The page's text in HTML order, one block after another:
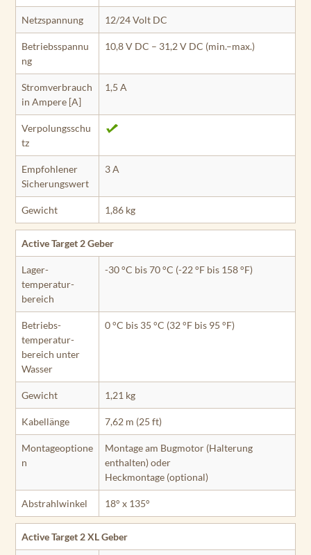
Netzspannung 12/24 Volt DC
Betriebsspannu
ng
10,8 V DC – 31,2 V DC (min.–max.)
Stromverbrauch
in Ampere [A]
1,5 A
Verpolungsschu
tz
Empfohlener
Sicherungswert
3 A
Gewicht 1,86 kg
Active Target 2 Geber
Lager­
temperatur­
bereich
-30 °C bis 70 °C (-22 °F bis 158 °F)
Betriebs­
temperatur­
bereich unter
Wasser
0 °C bis 35 °C (32 °F bis 95 °F)
Gewicht 1,21 kg
Kabellänge 7,62 m (25 ft)
Montageoptione
n
Montage am Bugmotor (Halterung
enthalten) oder
Heckmontage (optional)
Abstrahlwinkel 18° x 135°
Active Target 2 XL Geber